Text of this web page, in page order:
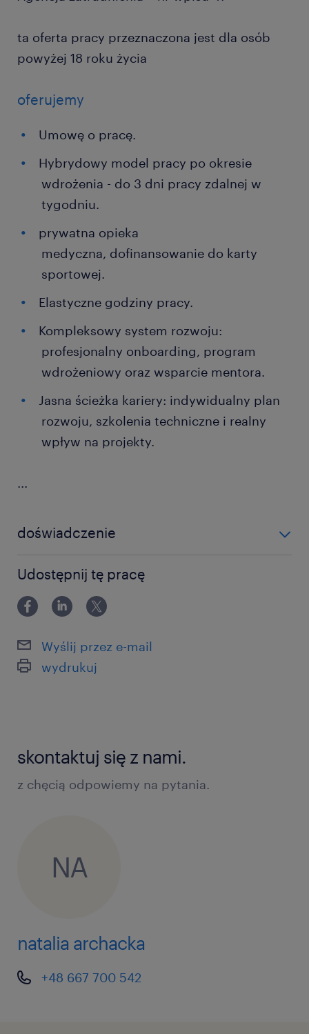
ta oferta pracy przeznaczona jest dla osób
powyżej 18 roku życia
oferujemy
Umowę o pracę.
Hybrydowy model pracy po okresie
wdrożenia - do 3 dni pracy zdalnej w
tygodniu.
prywatna opieka
medyczna, dofinansowanie do karty
sportowej.
Elastyczne godziny pracy.
Kompleksowy system rozwoju:
profesjonalny onboarding, program
wdrożeniowy oraz wsparcie mentora.
Jasna ścieżka kariery: indywidualny plan
rozwoju, szkolenia techniczne i realny
wpływ na projekty.
...
doświadczenie
Udostępnij tę pracę
Wyślij przez e-mail
wydrukuj
skontaktuj się z nami.
z chęcią odpowiemy na pytania.
NA
natalia archacka
+48 667 700 542